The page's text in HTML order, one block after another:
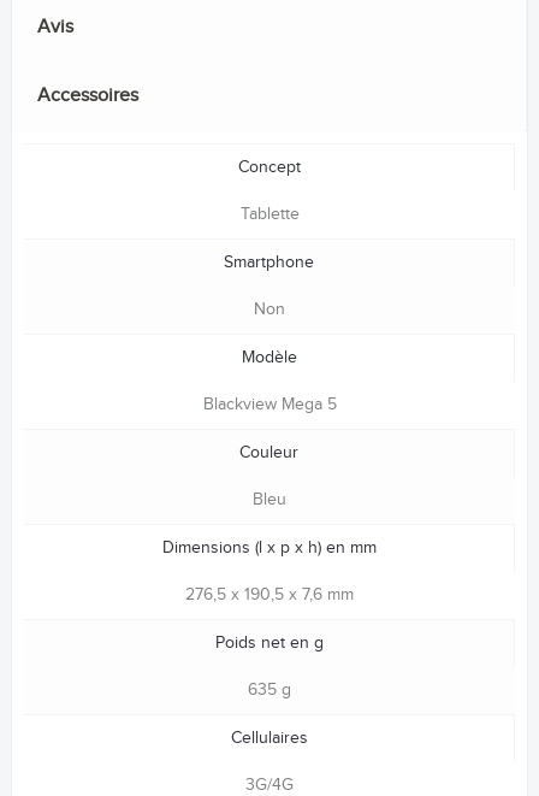
Avis
Accessoires
Concept
Tablette
Smartphone
Non
Modèle
Blackview Mega 5
Couleur
Bleu
Dimensions (l x p x h) en mm
276,5 x 190,5 x 7,6 mm
Poids net en g
635 g
Cellulaires
3G/4G